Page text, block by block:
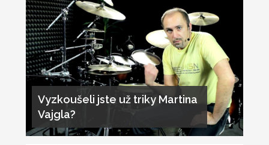
Vyzkoušeli jste už triky Martina
Vajgla?